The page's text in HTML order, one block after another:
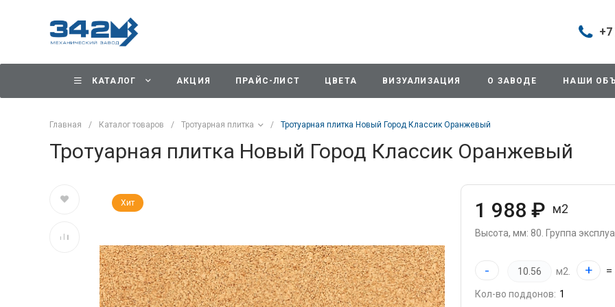
+7
+7
г.
д.11/10
+7
г.
КАТАЛОГ АКЦИЯ ПРАЙС-ЛИСТ ЦВЕТА ВИЗУАЛИЗАЦИЯ О ЗАВОДЕ НАШИ
Главная / Каталог товаров / Тротуарная плитка / Тротуарная плитка Новый Город Классик Оранжевый
Тротуарная плитка Новый Город Классик Оранжевый
Хит 1 988 ₽ м2
Высота, мм: 80. Группа
- м2. + =
Кол-во поддонов: